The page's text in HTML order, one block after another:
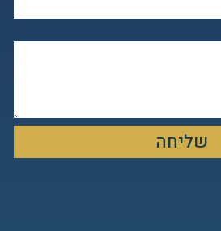
שליחה